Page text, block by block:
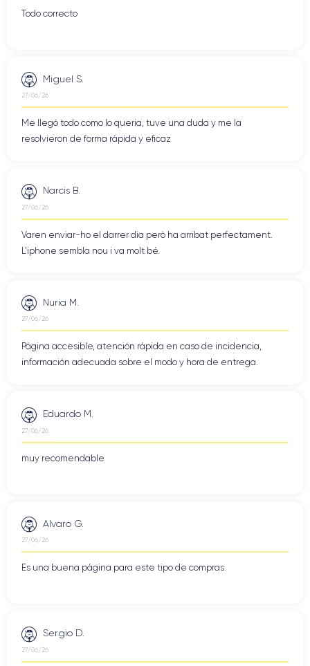
Todo correcto
Miguel S.
27/06/26
Me llegó todo como lo queria, tuve una duda y me la
resolvieron de forma rápida y eficaz
Narcis B.
27/06/26
Varen enviar-ho el darrer dia però ha arribat perfectament.
L'iphone sembla nou i va molt bé.
Nuria M.
27/06/26
Página accesible, atención rápida en caso de incidencia,
información adecuada sobre el modo y hora de entrega.
Eduardo M.
27/06/26
muy recomendable
Alvaro G.
27/06/26
Es una buena página para este tipo de compras.
Sergio D.
27/06/26